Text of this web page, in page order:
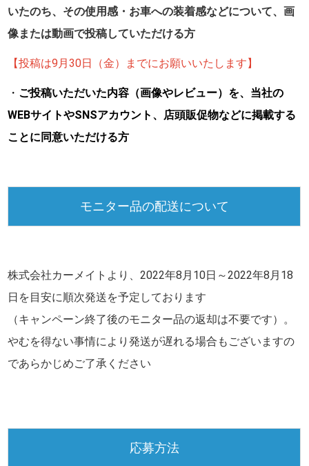
いたのち、その使用感・お車への装着感などについて、画
像または動画で投稿していただける方
【投稿は9月30日（金）までにお願いいたします】
・ ご投稿いただいた内容（画像やレビュー）を、当社の
WEBサイトやSNSアカウント、店頭販促物などに掲載する
ことに同意いただける方
モニター品の配送について
株式会社カーメイトより、2022年8月10日～2022年8月18
日 を目安に順次発送を予定しております
（キャンペーン終了後のモニター品の返却は不要です）。
やむを得ない事情により発送が遅れる場合もございますの
であらかじめご了承ください
応募方法